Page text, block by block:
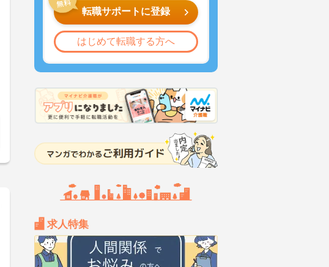
転職サポートに登録
はじめて転職する方へ
求人特集